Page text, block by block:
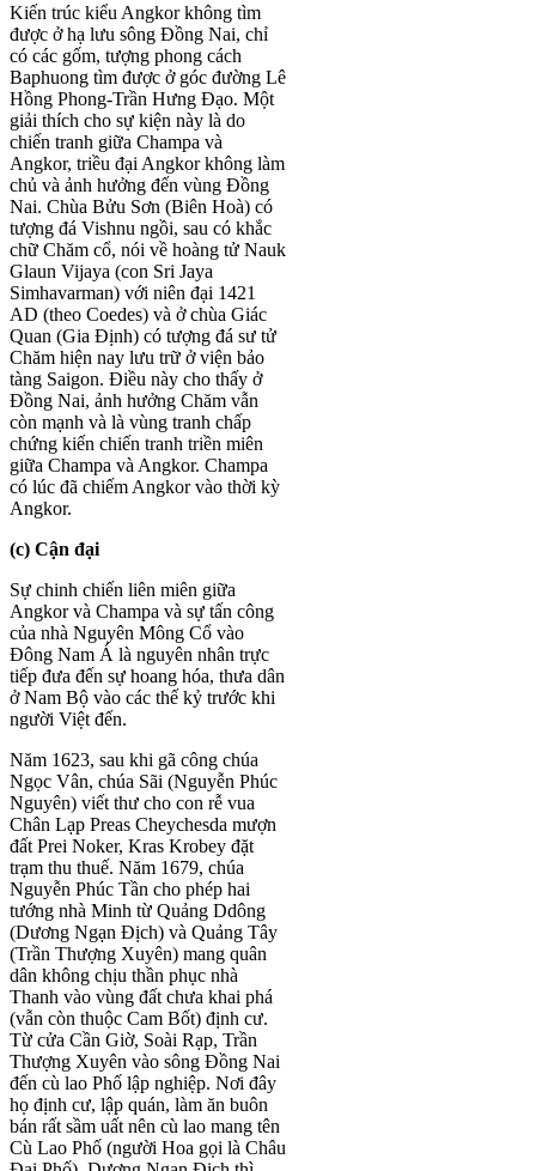
Kiến trúc kiểu Angkor không tìm
được ở hạ lưu sông Đồng Nai, chỉ
có các gốm, tượng phong cách
Baphuong tìm được ở góc đường Lê
Hồng Phong-Trần Hưng Đạo. Một
giải thích cho sự kiện này là do
chiến tranh giữa Champa và
Angkor, triều đại Angkor không làm
chủ và ảnh hưởng đến vùng Đồng
Nai. Chùa Bửu Sơn (Biên Hoà) có
tượng đá Vishnu ngồi, sau có khắc
chữ Chăm cổ, nói về hoàng tử Nauk
Glaun Vijaya (con Sri Jaya
Simhavarman) với niên đại 1421
AD (theo Coedes) và ở chùa Giác
Quan (Gia Định) có tượng đá sư tử
Chăm hiện nay lưu trữ ở viện bảo
tàng Saigon. Điều này cho thấy ở
Đồng Nai, ảnh hưởng Chăm vẫn
còn mạnh và là vùng tranh chấp
chứng kiến chiến tranh triền miên
giữa Champa và Angkor. Champa
có lúc đã chiếm Angkor vào thời kỳ
Angkor.
(c) Cận đại
Sự chinh chiến liên miên giữa
Angkor và Champa và sự tấn công
của nhà Nguyên Mông Cổ vào
Đông Nam Á là nguyên nhân trực
tiếp đưa đến sự hoang hóa, thưa dân
ở Nam Bộ vào các thế kỷ trước khi
người Việt đến.
Năm 1623, sau khi gã công chúa
Ngọc Vân, chúa Sãi (Nguyễn Phúc
Nguyên) viết thư cho con rễ vua
Chân Lạp Preas Cheychesda mượn
đất Prei Noker, Kras Krobey đặt
trạm thu thuế. Năm 1679, chúa
Nguyễn Phúc Tần cho phép hai
tướng nhà Minh từ Quảng Ddông
(Dương Ngạn Địch) và Quảng Tây
(Trần Thượng Xuyên) mang quân
dân không chịu thần phục nhà
Thanh vào vùng đất chưa khai phá
(vẫn còn thuộc Cam Bốt) định cư.
Từ cửa Cần Giờ, Soài Rạp, Trần
Thượng Xuyên vào sông Đồng Nai
đến cù lao Phố lập nghiệp. Nơi đây
họ định cư, lập quán, làm ăn buôn
bán rất sầm uất nên cù lao mang tên
Cù Lao Phố (người Hoa gọi là Châu